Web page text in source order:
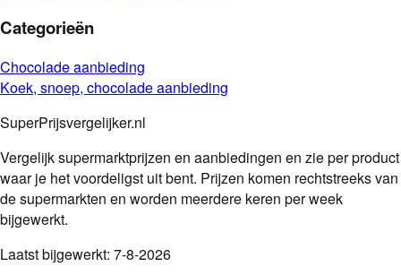
Categorieën
Chocoladeaanbieding
Koek, snoep, chocoladeaanbieding
SuperPrijsvergelijker.nl
Vergelijk supermarktprijzen en aanbiedingen en zie per product
waar je het voordeligst uit bent. Prijzen komen rechtstreeks van
de supermarkten en worden meerdere keren per week
bijgewerkt.
Laatst bijgewerkt: 7-8-2026